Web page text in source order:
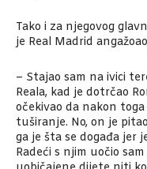
Tako i za njegovog
je Real Madrid
– Stajao sam na ivici
Reala, kad je dotrčao
očekivao da nakon
tuširanje. No, on je
ga je šta se događa jer
Radeći s njim uočio